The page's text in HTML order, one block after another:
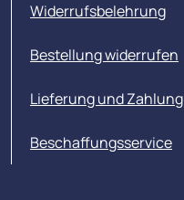
Widerrufsbelehrung
Bestellung widerrufen
Lieferung und Zahlung
Beschaffungsservice